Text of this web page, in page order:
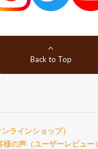
Back to Top
ラインショップ）
の声（ユーザーレビュー）